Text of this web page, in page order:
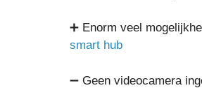
➕ Enorm veel
smart hub
➖ Geen videocamera